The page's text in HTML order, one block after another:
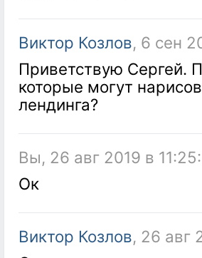
Виктор Козлов, 6 сен
Приветствую Сергей.
которые могут
лендинга?
Вы, 26 авг 2019 в
Ок
Виктор Козлов, 26 авг